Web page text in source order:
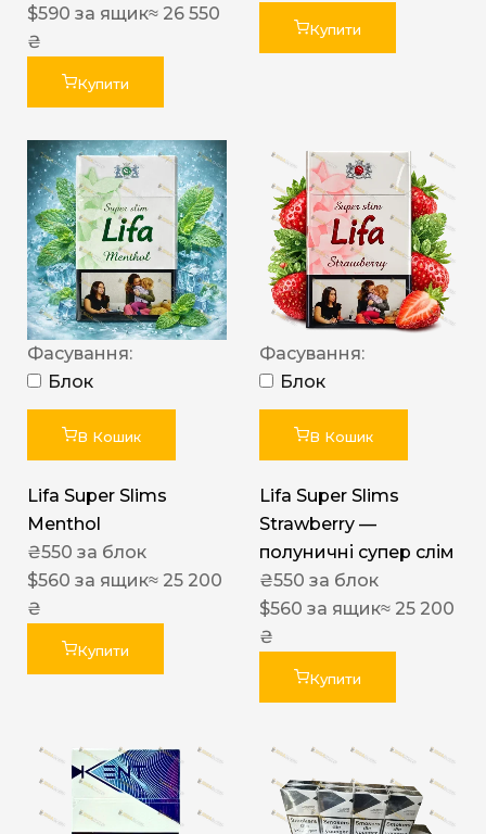
$590 за ящик≈ 26 550
₴
Купити
Купити
Фасування:
Блок
В Кошик
Lifa Super Slims
Menthol
₴550 за блок
$560 за ящик≈ 25 200
₴
Купити
Фасування:
Блок
В Кошик
Lifa Super Slims
Strawberry —
полуничні супер слім
₴550 за блок
$560 за ящик≈ 25 200
₴
Купити